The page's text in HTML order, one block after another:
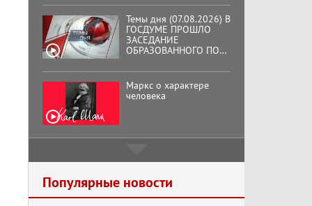
Темы дня (07.08.2026) В
ГОСДУМЕ ПРОШЛО
ЗАСЕДАНИЕ
ОБРАЗОВАННОГО ПО
ОБЩЕСТВЕННОГО
КОМИТЕТА ЗА
ОСВОБОЖДЕНИЕ
ПРЕЗИДЕНТА
Маркс о характере
человека
кооператор
Популярные новости